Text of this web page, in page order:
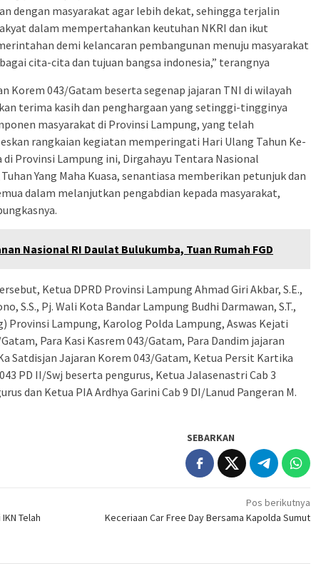
dengan masyarakat agar lebih dekat, sehingga terjalin
dalam mempertahankan keutuhan NKRI dan ikut
demi kelancaran pembangunan menuju masyarakat
cita-cita dan tujuan bangsa indonesia,” terangnya
Korem 043/Gatam beserta segenap jajaran TNI di wilayah
terima kasih dan penghargaan yang setinggi-tingginya
masyarakat di Provinsi Lampung, yang telah
rangkaian kegiatan memperingati Hari Ulang Tahun Ke-
Provinsi Lampung ini, Dirgahayu Tentara Nasional
Yang Maha Kuasa, senantiasa memberikan petunjuk dan
dalam melanjutkan pengabdian kepada masyarakat,
Nasional RI Daulat Bulukumba, Tuan Rumah FGD
Ketua DPRD Provinsi Lampung Ahmad Giri Akbar, S.E.,
S.S., Pj. Wali Kota Bandar Lampung Budhi Darmawan, S.T.,
Provinsi Lampung, Karolog Polda Lampung, Aswas Kejati
Para Kasi Kasrem 043/Gatam, Para Dandim jajaran
Satdisjan Jajaran Korem 043/Gatam, Ketua Persit Kartika
PD II/Swj beserta pengurus, Ketua Jalasenastri Cab 3
dan Ketua PIA Ardhya Garini Cab 9 DI/Lanud Pangeran M.
SEBARKAN
Telah
Pos berikutnya
Keceriaan Car Free Day Bersama Kapolda Sumut